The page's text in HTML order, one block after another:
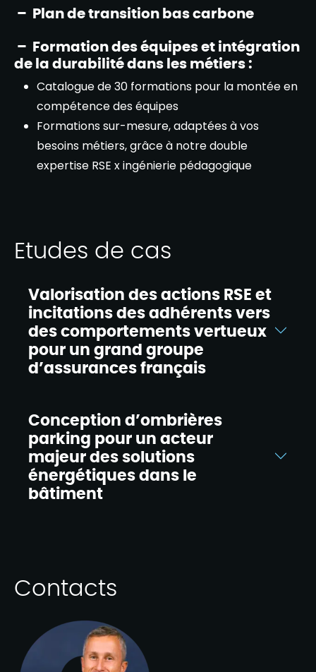
– Plan de transition bas carbone​
– Formation des équipes et intégration
de la durabilité dans les métiers : ​
Catalogue de 30 formations pour la montée en
compétence des équipes​
Formations sur-mesure, adaptées à vos
besoins métiers, grâce à notre double
expertise RSE x ingénierie pédagogique​
Etudes de cas
Valorisation des actions RSE et
incitations des adhérents vers
des comportements vertueux​
pour un grand groupe
d’assurances français​
Conception d’ombrières
parking pour un acteur
majeur des solutions
énergétiques dans le
bâtiment​
Contacts